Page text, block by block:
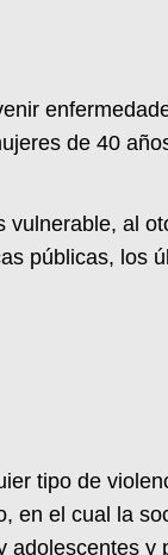
de 40
al
públicas, los
tipo de
en el cual la